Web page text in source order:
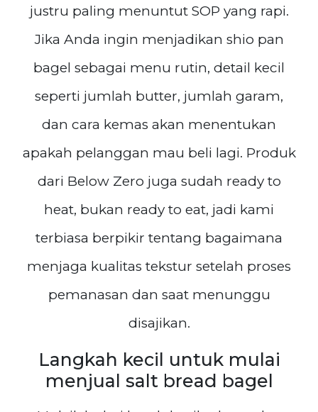
justru paling menuntut SOP yang rapi.
Jika Anda ingin menjadikan shio pan
bagel sebagai menu rutin, detail kecil
seperti jumlah butter, jumlah garam,
dan cara kemas akan menentukan
apakah pelanggan mau beli lagi. Produk
dari Below Zero juga sudah ready to
heat, bukan ready to eat, jadi kami
terbiasa berpikir tentang bagaimana
menjaga kualitas tekstur setelah proses
pemanasan dan saat menunggu
disajikan.
Langkah kecil untuk mulai
menjual salt bread bagel